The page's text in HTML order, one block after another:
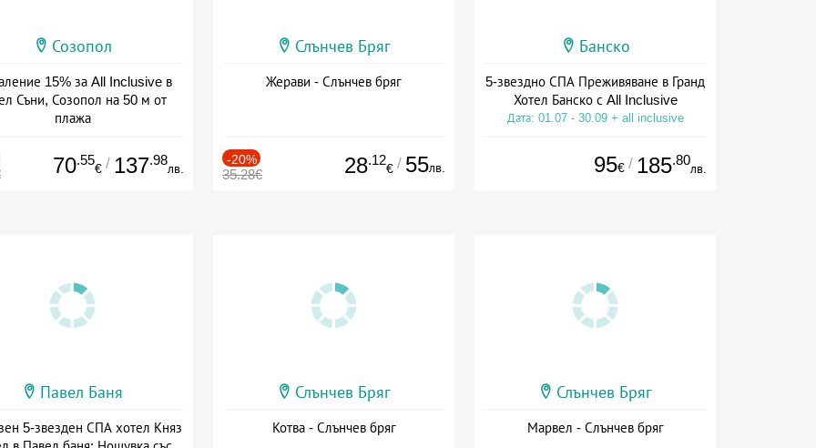
Созопол
15% за All Inclusive в
Съни, Созопол на 50 м от
плажа
70.55
€ / 137.98
лв.
Слънчев Бряг
Жерави - Слънчев бряг
-20%
35.28€ 28.12
€ / 55лв.
Банско
5-звездно СПА Преживяване в Гранд
Хотел Банско с All Inclusive
Дата: 01.07 - 30.09 + all inclusive
95€ / 185.80
лв.
Павел Баня
5-звезден СПА хотел Княз
Слънчев Бряг
Котва - Слънчев бряг
Слънчев Бряг
Марвел - Слънчев бряг